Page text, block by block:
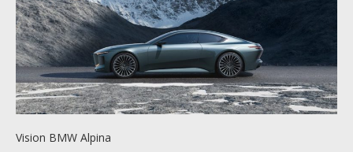
Vision BMW Alpina